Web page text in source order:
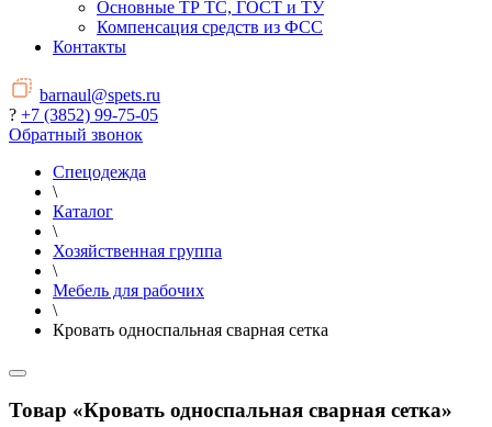
Основные ТР ТС, ГОСТ и ТУ
Компенсация средств из ФСС
Контакты
barnaul@spets.ru
? +7 (3852) 99-75-05
Обратный звонок
Спецодежда
\
Каталог
\
Хозяйственная группа
\
Мебель для рабочих
\
Кровать односпальная сварная сетка
Товар «Кровать односпальная сварная сетка»